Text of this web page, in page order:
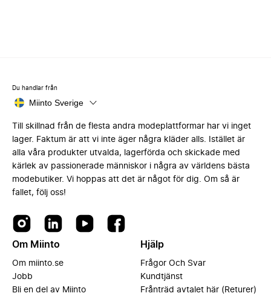
Du handlar från
Miinto Sverige
Till skillnad från de flesta andra modeplattformar har vi inget
lager. Faktum är att vi inte äger några kläder alls. Istället är
alla våra produkter utvalda, lagerförda och skickade med
kärlek av passionerade människor i några av världens bästa
modebutiker. Vi hoppas att det är något för dig. Om så är
fallet, följ oss!
Om Miinto
Om miinto.se
Jobb
Bli en del av Miinto
Hjälp
Frågor Och Svar
Kundtjänst
Frånträd avtalet här (Returer)